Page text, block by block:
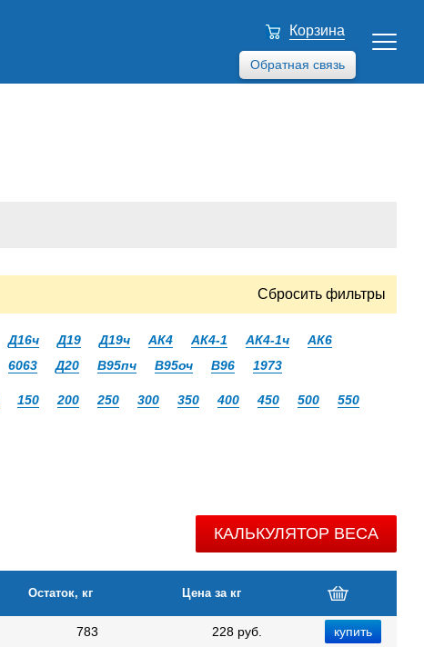
Обратная связь
Корзина
Сбросить фильтры
Д16ч Д19 Д19ч АК4 АК4-1 АК4-1ч
АК6
6063 Д20 В95пч В95оч В96 1973
150 200 250 300 350 400 450 500
550
КАЛЬКУЛЯТОР ВЕСА
Остаток, кг Цена за кг
783 228 руб.